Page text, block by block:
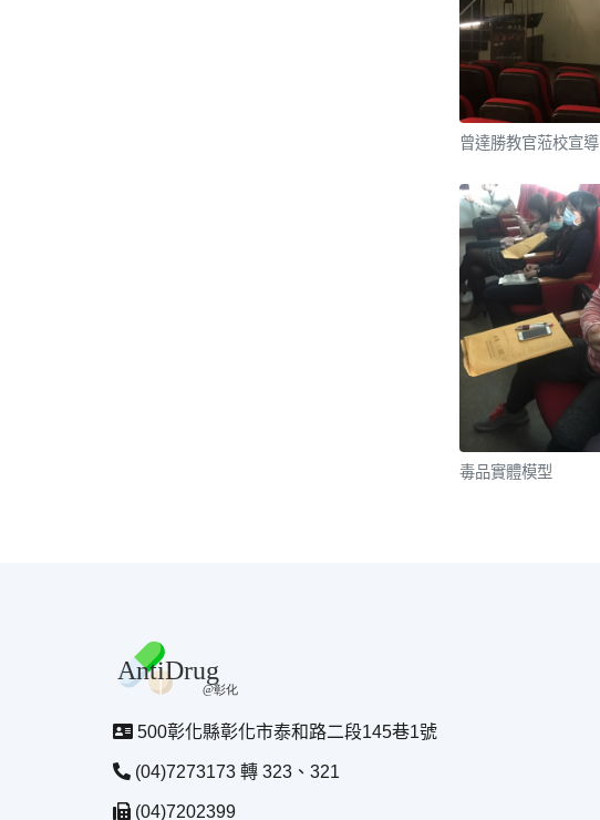
曾達勝教官蒞校宣導
毒品實體模型
500彰化縣彰化市泰和路二段145巷1號
(04)7273173 轉 323、321
(04)7202399